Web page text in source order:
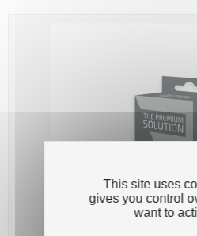
This site uses
gives you control
want to